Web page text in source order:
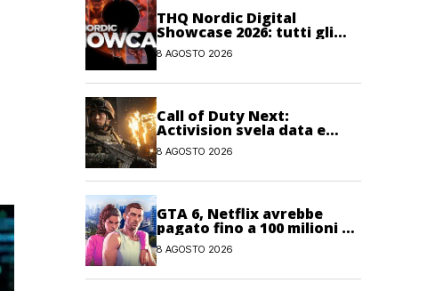
THQ Nordic Digital
Showcase 2026: tutti gli
annunci, i trailer e le
novità dell’evento
8 AGOSTO 2026
Call of Duty Next:
Activision svela data e
orario dell’evento
dedicato a Modern
8 AGOSTO 2026
GTA 6, Netflix avrebbe
pagato fino a 100 milioni di
dollari per l’esclusiva sul
gioco
8 AGOSTO 2026